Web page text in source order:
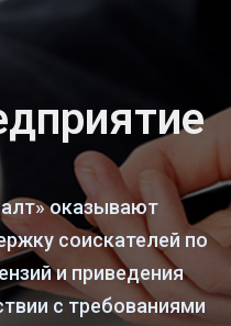
оказывают
соискателей по
и приведения
с требованиями